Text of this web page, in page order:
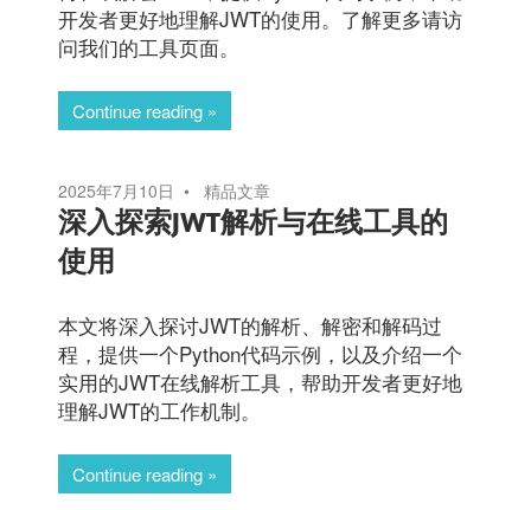
开发者更好地理解JWT的使用。了解更多请访
问我们的工具页面。
Continue reading
2025年7月10日 精品文章
深入探索JWT解析与在线工具的
使用
本文将深入探讨JWT的解析、解密和解码过
程，提供一个Python代码示例，以及介绍一个
实用的JWT在线解析工具，帮助开发者更好地
理解JWT的工作机制。
Continue reading